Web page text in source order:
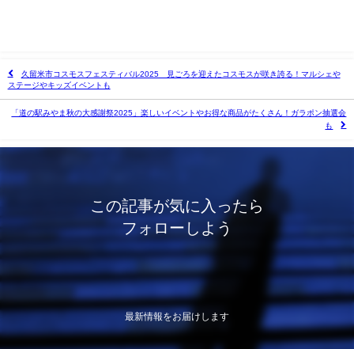
久留米市コスモスフェスティバル2025 見ごろを迎えたコスモスが咲き誇る！マルシェや
ステージやキッズイベントも
「道の駅みやま秋の大感謝祭2025」楽しいイベントやお得な商品がたくさん！ガラポン抽選会
も
この記事が気に入ったら
フォローしよう
最新情報をお届けします